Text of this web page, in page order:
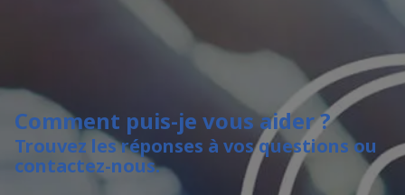
Comment puis-je vous aider ?
Trouvez les réponses à vos questions ou
contactez-nous.